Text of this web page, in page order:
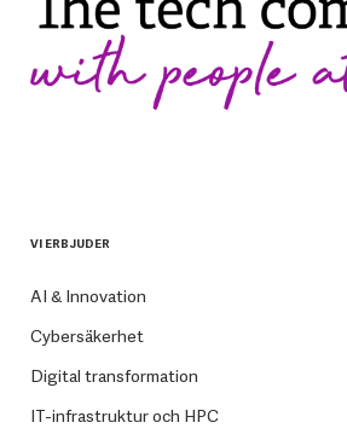
VI ERBJUDER
AI & Innovation
Cybersäkerhet
Digital transformation
IT-infrastruktur och HPC